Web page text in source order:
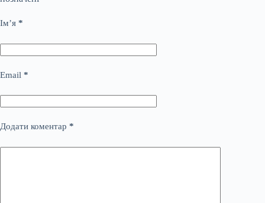
Ім’я *
Email *
Додати коментар *